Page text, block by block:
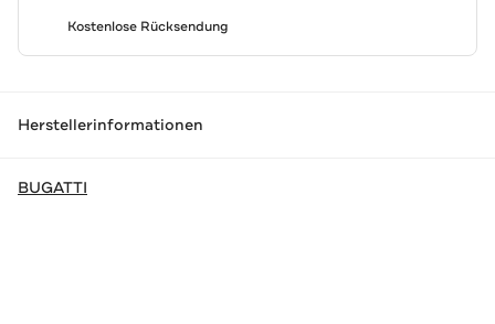
Kostenlose Rücksendung
Herstellerinformationen
BUGATTI